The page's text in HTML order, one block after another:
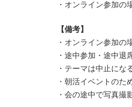
・オンライン参加の
【備考】
・オンライン参加の
・途中参加・途中退
・テーマは中止にな
・朝活イベントのた
・会の途中で写真撮